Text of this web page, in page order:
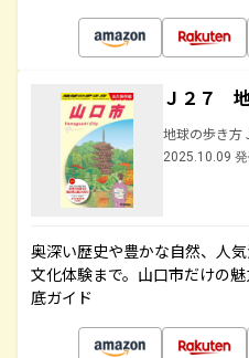
Ｊ２７
地球の歩き方
2025.10.09
奥深い歴史や豊かな自然、人
文化体験まで。山口市だけの
底ガイド